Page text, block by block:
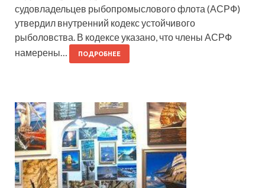
судовладельцев рыбопромыслового флота (АСРФ)
утвердил внутренний кодекс устойчивого
рыболовства. В кодексе указано, что члены АСРФ
намерены…
ПОДРОБНЕЕ